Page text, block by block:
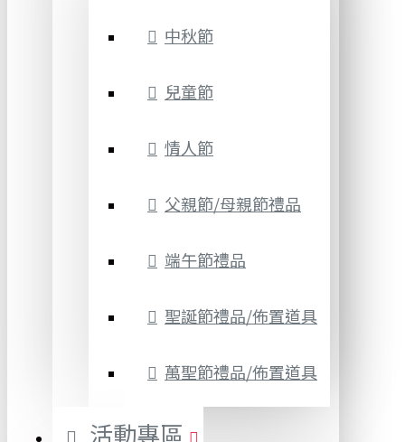
中秋節
兒童節
情人節
父親節/母親節禮品
端午節禮品
聖誕節禮品/佈置道具
萬聖節禮品/佈置道具
活動專區